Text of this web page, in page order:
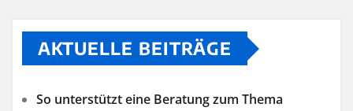
AKTUELLE BEITRÄGE
So unterstützt eine Beratung zum Thema